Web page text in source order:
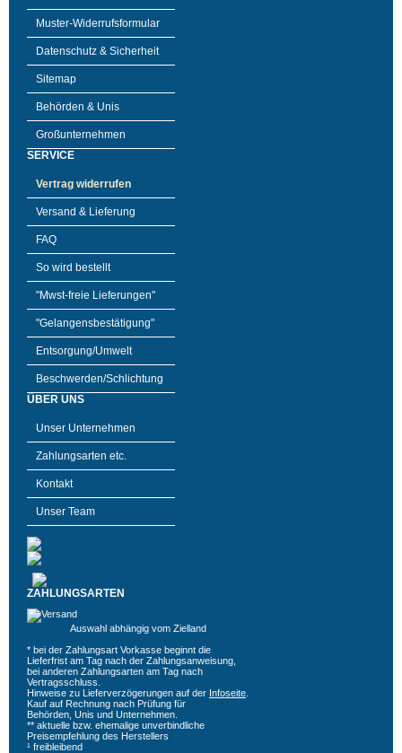
Muster-Widerrufsformular
Datenschutz & Sicherheit
Sitemap
Behörden & Unis
Großunternehmen
SERVICE
Vertrag widerrufen
Versand & Lieferung
FAQ
So wird bestellt
"Mwst-freie Lieferungen"
"Gelangensbestätigung"
Entsorgung/Umwelt
Beschwerden/Schlichtung
ÜBER UNS
Unser Unternehmen
Zahlungsarten etc.
Kontakt
Unser Team
ZAHLUNGSARTEN
Auswahl abhängig vom Zielland
* bei der Zahlungsart Vorkasse beginnt die
Lieferfrist am Tag nach der Zahlungsanweisung,
bei anderen Zahlungsarten am Tag nach
Vertragsschluss.
Hinweise zu Lieferverzögerungen auf der Infoseite
Kauf auf Rechnung nach Prüfung für
Behörden, Unis und Unternehmen.
** aktuelle bzw. ehemalige unverbindliche
Preisempfehlung des Herstellers
¹ freibleibend